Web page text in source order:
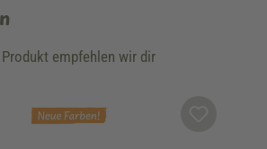
empfehlen wir dir